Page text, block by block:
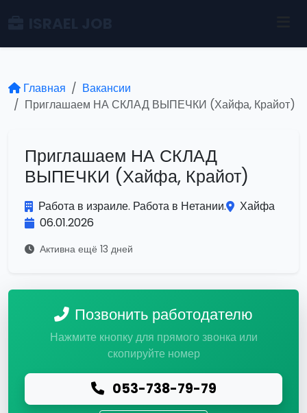
Главная
Вакансии
Приглашаем НА СКЛАД ВЫПЕЧКИ (Хайфа, Крайот)
Приглашаем НА СКЛАД
ВЫПЕЧКИ (Хайфа, Крайот)
Работа в израиле. Работа в Нетании.
Хайфа
06.01.2026
Активна ещё 13 дней
Позвонить работодателю
Нажмите кнопку для прямого звонка или
скопируйте номер
053-738-79-79